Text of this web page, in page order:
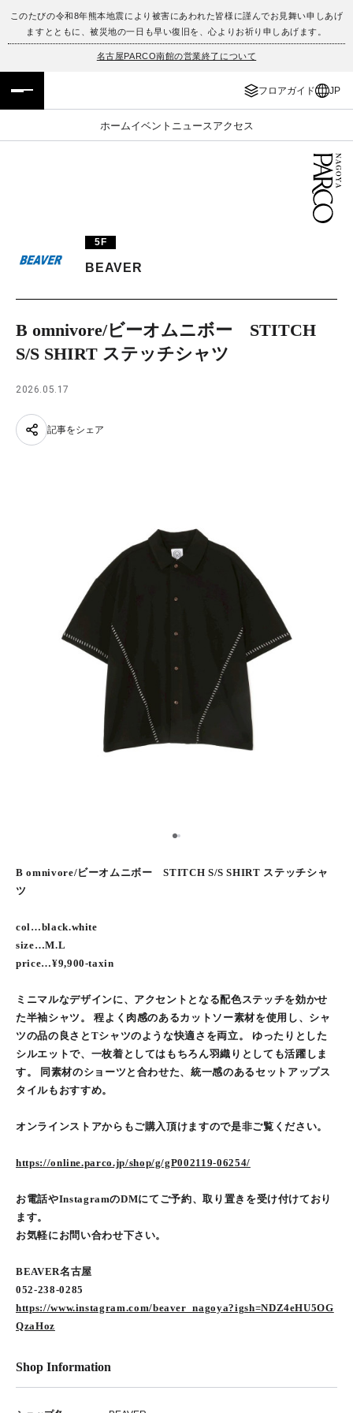
このたびの令和8年熊本地震により被害にあわれた皆様に謹んでお見舞い申しあげ
ますとともに、被災地の一日も早い復旧を、心よりお祈り申しあげます。
名古屋PARCO南館の営業終了について
フロアガイド JP
ホームイベント ニュース アクセス
フロアガイド
イベント・ポップアップ
TAX FREE
JP
ENGLISH
5F
BEAVER
B omnivore/ビーオムニボー STITCH
S/S SHIRT ステッチシャツ
2026.05.17
記事をシェア
1
B omnivore/ビーオムニボー STITCH S/S SHIRT ステッチシャ
ツ
col…black.white
size…M.L
price…¥9,900-taxin
ミニマルなデザインに、アクセントとなる配色ステッチを効かせ
た半袖シャツ。 程よく肉感のあるカットソー素材を使用し、シャ
ツの品の良さとTシャツのような快適さを両立。 ゆったりとした
シルエットで、一枚着としてはもちろん羽織りとしても活躍しま
す。 同素材のショーツと合わせた、統一感のあるセットアップス
タイルもおすすめ。
オンラインストアからもご購入頂けますので是非ご覧ください。
https://online.parco.jp/shop/g/gP002119-06254/
お電話やInstagramのDMにてご予約、取り置きを受け付けており
ます。
お気軽にお問い合わせ下さい。
BEAVER名古屋
052-238-0285
https://www.instagram.com/beaver_nagoya?igsh=NDZ4eHU5OG
QzaHoz
Shop Information